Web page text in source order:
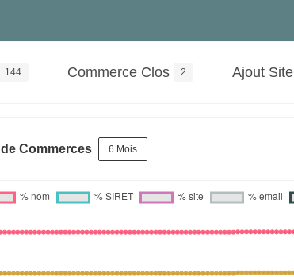
144 Commerce Clos 2 Ajout Site
Commerces 6 Mois